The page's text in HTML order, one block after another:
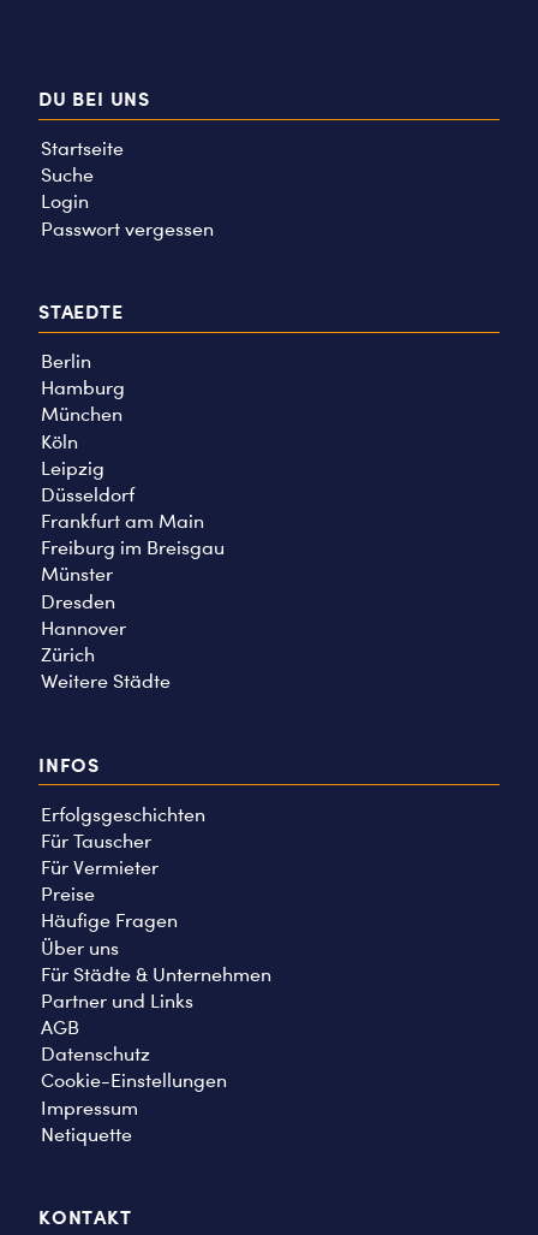
DU BEI UNS
Startseite
Suche
Login
Passwort vergessen
STAEDTE
Berlin
Hamburg
München
Köln
Leipzig
Düsseldorf
Frankfurt am Main
Freiburg im Breisgau
Münster
Dresden
Hannover
Zürich
Weitere Städte
INFOS
Erfolgsgeschichten
Für Tauscher
Für Vermieter
Preise
Häufige Fragen
Über uns
Für Städte & Unternehmen
Partner und Links
AGB
Datenschutz
Cookie-Einstellungen
Impressum
Netiquette
KONTAKT